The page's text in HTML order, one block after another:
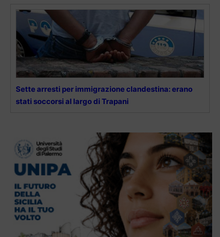
Sette arresti per immigrazione clandestina: erano
stati soccorsi al largo di Trapani